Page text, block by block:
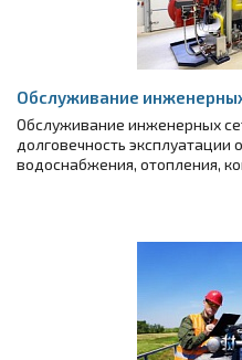
Обслуживание
Обслуживание инженерных
долговечность эксплуатации
водоснабжения, отопления,